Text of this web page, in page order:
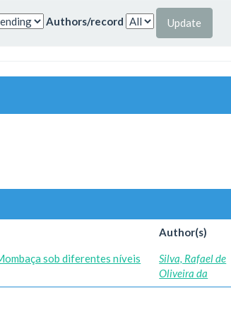
Authors/record
Author(s)
sob diferentes níveis
Silva, Rafael de
Oliveira da